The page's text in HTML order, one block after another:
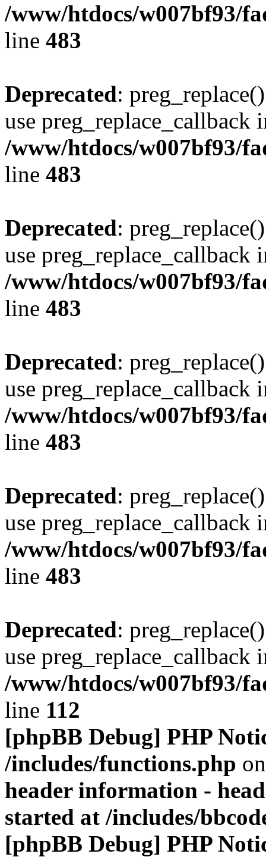
/www/htdocs/w007bf93/
line 483
Deprecated:
use preg_replace_callback
/www/htdocs/w007bf93/
line 483
Deprecated:
use preg_replace_callback
/www/htdocs/w007bf93/
line 483
Deprecated:
use preg_replace_callback
/www/htdocs/w007bf93/
line 483
Deprecated:
use preg_replace_callback
/www/htdocs/w007bf93/
line 483
Deprecated:
use preg_replace_callback
/www/htdocs/w007bf93/
line 112
[phpBB Debug] PHP
/includes/functions.php
header information -
started at /includes/
[phpBB Debug] PHP